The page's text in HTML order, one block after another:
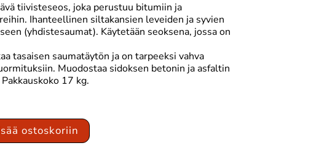
tiivisteseos, joka perustuu bitumiin ja
Ihanteellinen siltakansien leveiden ja syvien
(yhdistesaumat). Käytetään seoksena, jossa on
tasaisen saumatäytön ja on tarpeeksi vahva
Muodostaa sidoksen betonin ja asfaltin
17 kg.
ostoskoriin